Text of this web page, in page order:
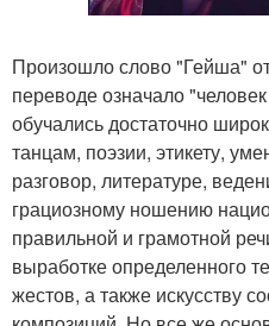
Произошло слово "Гейша" от
переводе означало
обучались достаточно
танцам, поэзии, этикету,
разговор, литературе,
грациозному ношению
правильной и грамотной
выработке определенного
жестов, а также искусству